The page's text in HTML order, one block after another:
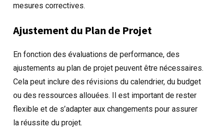
mesures correctives.
Ajustement du Plan de Projet
En fonction des évaluations de performance, des
ajustements au plan de projet peuvent être nécessaires.
Cela peut inclure des révisions du calendrier, du budget
ou des ressources allouées. Il est important de rester
flexible et de s’adapter aux changements pour assurer
la réussite du projet.